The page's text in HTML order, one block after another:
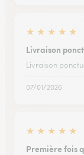
★ ★ ★ ★ ★
Livraison
Livraison
07/01/2026
★ ★ ★ ★ ★
Première fois